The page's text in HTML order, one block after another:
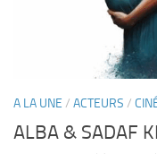
A LA UNE / ACTEURS /
ALBA & SADAF